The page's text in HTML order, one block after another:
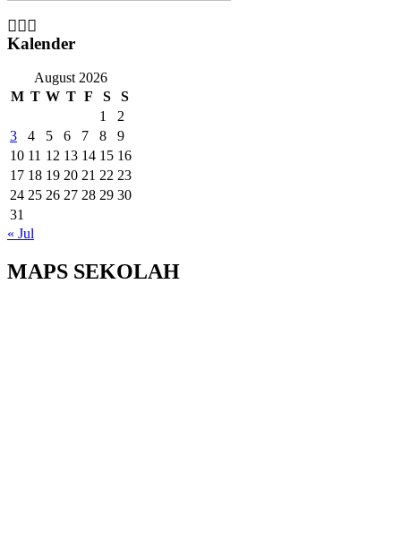
Kalender
August 2026
M T W T F S
S
1
2
3
4 5 6 7 8
9
10 11 12 13 14 15 16
17 18 19 20 21 22 23
24 25 26 27 28 29 30
31
« Jul
MAPS SEKOLAH